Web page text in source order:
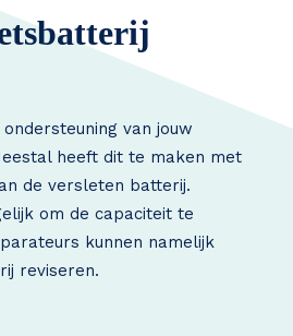
van jouw
heeft dit te maken met
de versleten batterij.
om de capaciteit te
kunnen namelijk
reviseren.